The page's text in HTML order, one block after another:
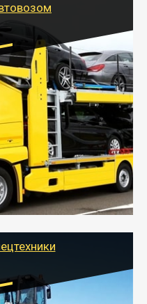
Логистик – это
доставить несколько
поездку в другой
организует доставку
оптимальный маршрут с
следования.